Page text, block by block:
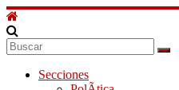
Secciones